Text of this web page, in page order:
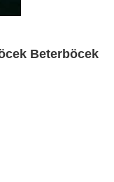
Beterböcek